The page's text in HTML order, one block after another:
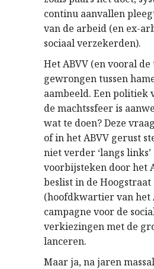
continu aanvallen
van de arbeid (en ex-
sociaal verzekerden).
Het ABVV (en vooral de
gewrongen tussen
aambeeld. Een politiek
de machtssfeer is
wat te doen? Deze
of in het ABVV gerust
niet verder ‘langs
voorbijsteken door het
beslist in de Hoogstraat
(hoofdkwartier van het
campagne voor de
verkiezingen met de
lanceren.
Maar ja, na jaren